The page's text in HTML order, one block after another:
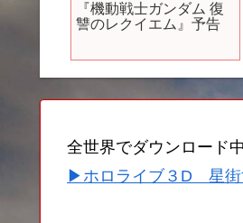
『機動戦士ガンダム 復
讐のレクイエム』予告
全世界でダウンロード
▶ホロライブ３D 星街